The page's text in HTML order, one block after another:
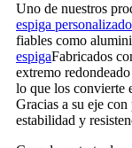
Uno de nuestros
espiga personalizado
fiables como
espigaFabricados
extremo
lo que los convierte
Gracias a su eje
estabilidad y